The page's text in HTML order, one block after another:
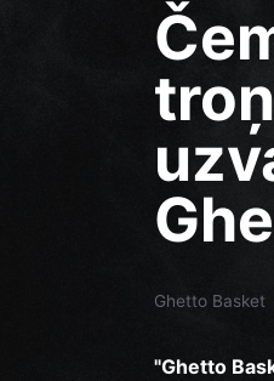
Ghetto Basket
"Ghetto